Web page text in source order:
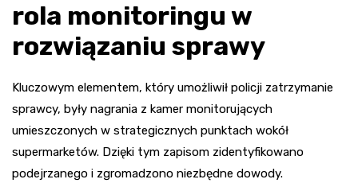
rola monitoringu w
rozwiązaniu sprawy
Kluczowym elementem, który umożliwił policji zatrzymanie
sprawcy, były nagrania z kamer monitorujących
umieszczonych w strategicznych punktach wokół
supermarketów. Dzięki tym zapisom zidentyfikowano
podejrzanego i zgromadzono niezbędne dowody.